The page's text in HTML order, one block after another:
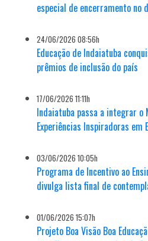
especial de encerramento no
24/06/2026 08:56h
Educação de Indaiatuba
prêmios de inclusão do país
17/06/2026 11:11h
Indaiatuba passa a integrar o
Experiências Inspiradoras em
03/06/2026 10:05h
Programa de Incentivo ao
divulga lista final de
01/06/2026 15:07h
Projeto Boa Visão Boa